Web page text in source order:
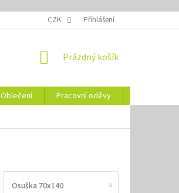
NÁVODY NA ÚDRŽBU
CZK Přihlášení
NÁKUPNÍ
Prázdný košík
Oblečení Pracovní oděvy
Osuška 70x140